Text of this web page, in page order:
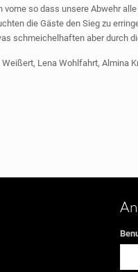
so dass unsere Abwehr
die Gäste den Sieg zu
schmeichelhaften aber durch
Lena Wohlfahrt, Almina